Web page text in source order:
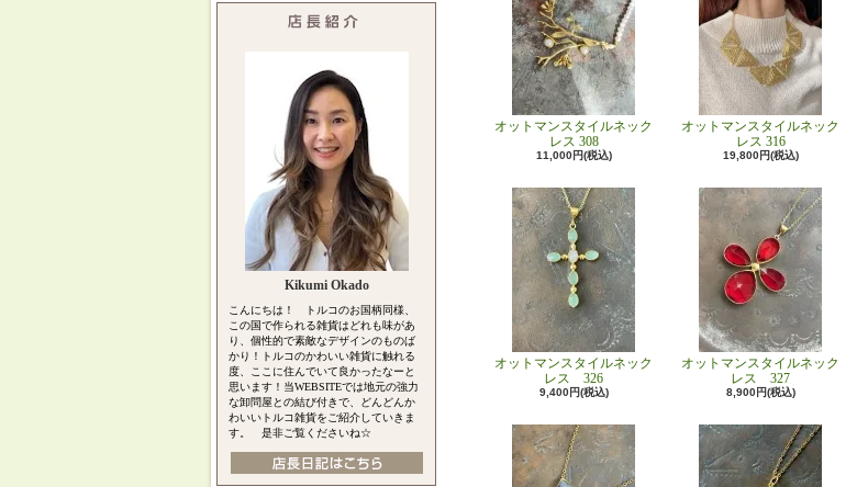
Kikumi Okado
こんにちは！ トルコのお国柄同様、
この国で作られる雑貨はどれも味があ
り、個性的で素敵なデザインのものば
かり！トルコのかわいい雑貨に触れる
度、ここに住んでいて良かったなーと
思います！当WEBSITEでは地元の強力
な卸問屋との結び付きで、どんどんか
わいいトルコ雑貨をご紹介していきま
す。 是非ご覧くださいね☆
オットマンスタイルネック
レス 308
11,000円(税込)
オットマンスタイルネック
レス 316
19,800円(税込)
オットマンスタイルネック
レス 326
9,400円(税込)
オットマンスタイルネック
レス 327
8,900円(税込)